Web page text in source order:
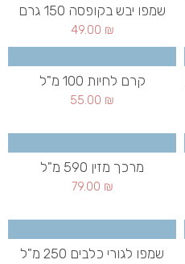
שמפו יבש בקופסה 150 גרם
49.00 ₪
קרם לחיות 100 מ"ל
55.00 ₪
מרכך מזין 590 מ"ל
79.00 ₪
שמפו לגורי כלבים 250 מ"ל